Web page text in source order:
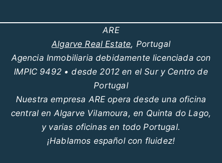
ARE
Algarve Real Estate, Portugal
Agencia Inmobiliaria debidamente licenciada con
IMPIC 9492 • desde 2012 en el Sur y Centro de
Portugal
Nuestra empresa ARE opera desde una oficina
central en Algarve Vilamoura, en Quinta do Lago,
y varias oficinas en todo Portugal.
¡Hablamos español con fluidez!